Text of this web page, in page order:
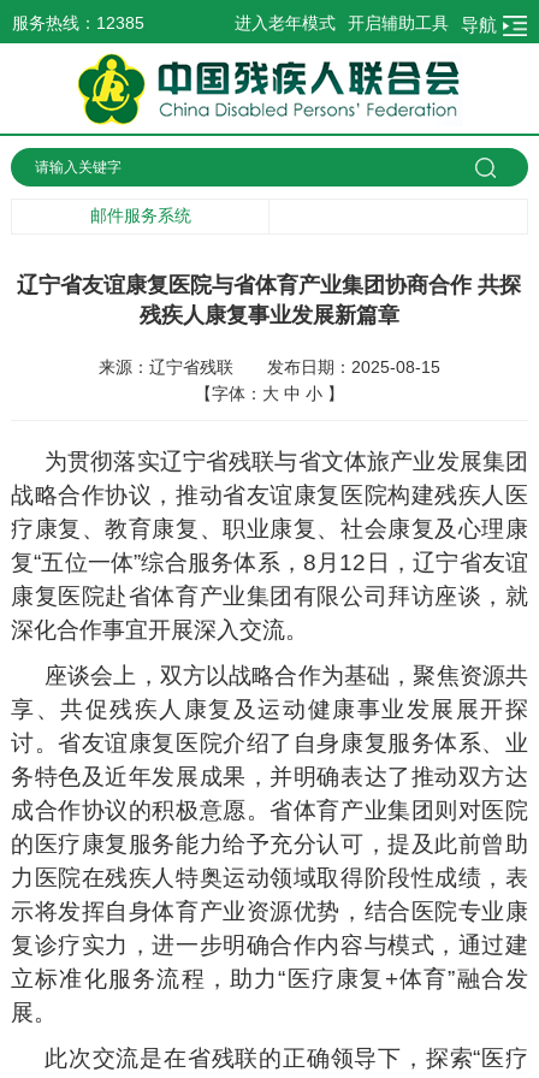
服务热线：12385 导航
开启辅助工具
进入老年模式
邮件服务系统
辽宁省友谊康复医院与省体育产业集团协商合作 共探
残疾人康复事业发展新篇章
来源：辽宁省残联
发布日期：2025-08-15
【字体： 大 中 小 】
为贯彻落实辽宁省残联与省文体旅产业发展集团
战略合作协议，推动省友谊康复医院构建残疾人医
疗康复、教育康复、职业康复、社会康复及心理康
复“五位一体”综合服务体系，8月12日，辽宁省友谊
康复医院赴省体育产业集团有限公司拜访座谈，就
深化合作事宜开展深入交流。
座谈会上，双方以战略合作为基础，聚焦资源共
享、共促残疾人康复及运动健康事业发展展开探
讨。省友谊康复医院介绍了自身康复服务体系、业
务特色及近年发展成果，并明确表达了推动双方达
成合作协议的积极意愿。省体育产业集团则对医院
的医疗康复服务能力给予充分认可，提及此前曾助
力医院在残疾人特奥运动领域取得阶段性成绩，表
示将发挥自身体育产业资源优势，结合医院专业康
复诊疗实力，进一步明确合作内容与模式，通过建
立标准化服务流程，助力“医疗康复+体育”融合发
展。
此次交流是在省残联的正确领导下，探索“医疗